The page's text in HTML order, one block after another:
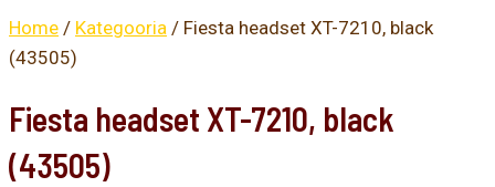
Home / Kategooria / Fiesta headset XT-7210, black
(43505)
Fiesta headset XT-7210, black
(43505)